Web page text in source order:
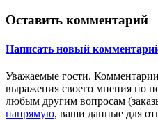
Оставить комментарий
Написать новый
Уважаемые гости.
выражения своего мнения по
любым другим вопросам
напрямую, ваши данные для